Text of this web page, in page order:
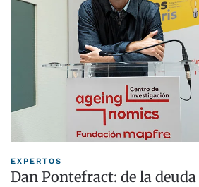
EXPERTOS
Dan Pontefract: de la